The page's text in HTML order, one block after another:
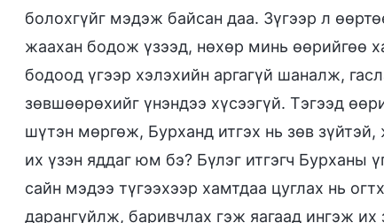
болохгүйг мэдэж байсан даа. Зүгээр л
жаахан бодож үзээд, нөхөр минь өөрийгөө
бодоод үгээр хэлэхийн аргагүй шаналж,
зөвшөөрөхийг үнэндээ хүсээгүй. Тэгээд
шүтэн мөргөж, Бурханд итгэх нь зөв
их үзэн яддаг юм бэ? Бүлэг итгэгч Бурханы
сайн мэдээ түгээхээр хамтдаа цуглах нь
дарангуйлж, баривчлах гэж яагаад ингэж